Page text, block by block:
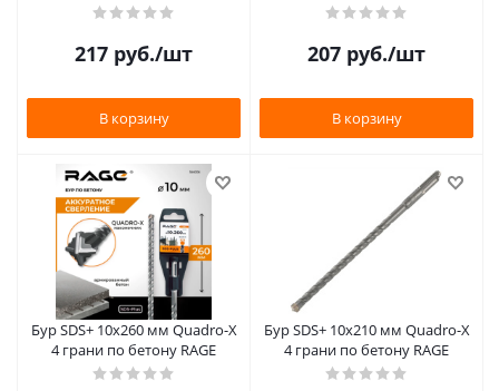
217 руб./шт
В корзину
207 руб./шт
В корзину
Бур SDS+ 10х260 мм Quadro-X
4 грани по бетону RAGE
Бур SDS+ 10х210 мм Quadro-X
4 грани по бетону RAGE